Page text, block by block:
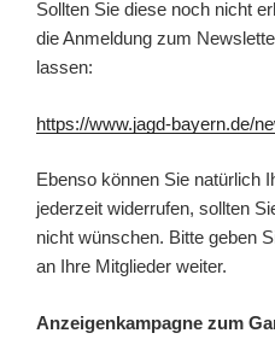
Sollten Sie diese noch nicht
die Anmeldung zum
lassen:
https://www.jagd-bayern.de/
Ebenso können Sie natürlich
jederzeit widerrufen, sollten
nicht wünschen. Bitte geben
an Ihre Mitglieder weiter.
Anzeigenkampagne zum